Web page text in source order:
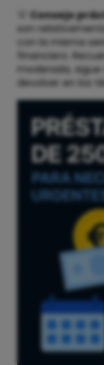
Consejo
son
con la misma
financiero.
moderada,
devolver en los